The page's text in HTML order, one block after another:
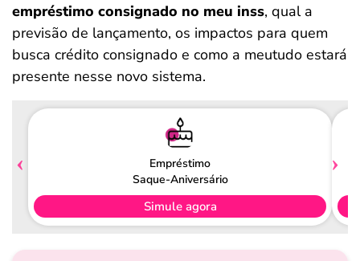
empréstimo consignado no meu inss, qual a
previsão de lançamento, os impactos para quem
busca crédito consignado e como a meutudo estará
presente nesse novo sistema.
Empréstimo
Saque-Aniversário
Simule agora